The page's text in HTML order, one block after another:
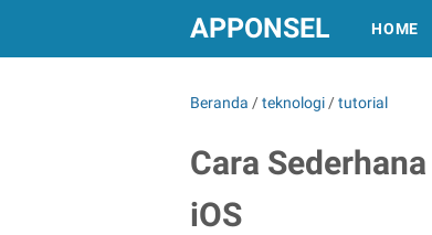
APPONSEL HOME
Beranda /teknologi /tutorial
Cara
iOS